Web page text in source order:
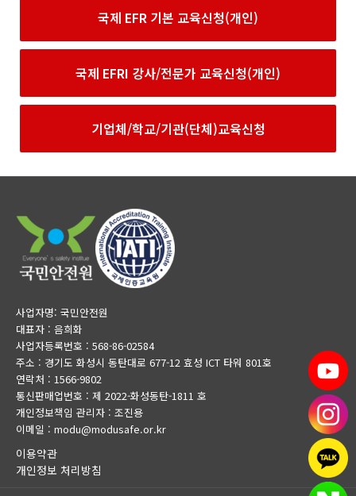
국제 EFR 기본 교육신청(개인)
국제 EFRI 강사/전문가 교육신청(개인)
기업체/학교/기관(단체)교육신청
사업자명: 국민안전원
대표자 : 음희화
사업자등록번호 : 568-86-02584
주소 : 경기도 화성시 동탄대로 677-12 효성 ICT 타워 801호
연락처 : 1566-9802
통신판매업번호 : 제 2022-화성동탄-1811 호
개인정보책임 관리자 : 조진용
이메일 : modu@modusafe.or.kr
이용약관
개인정보 처리방침